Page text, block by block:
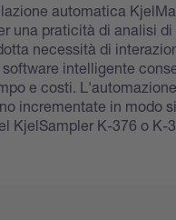
automatica
una praticità di analisi di
necessità di
intelligente
e costi.
incrementate in modo
KjelSampler K-376 o K-